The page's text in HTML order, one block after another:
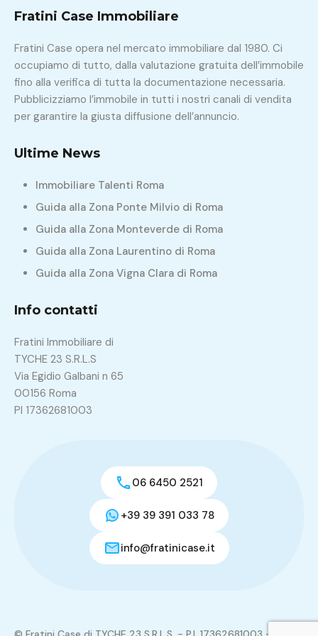
Fratini Case Immobiliare
Fratini Case opera nel mercato immobiliare dal 1980. Ci
occupiamo di tutto, dalla valutazione gratuita dell’immobile
fino alla verifica di tutta la documentazione necessaria.
Pubblicizziamo l’immobile in tutti i nostri canali di vendita
per garantire la giusta diffusione dell’annuncio.
Ultime News
Immobiliare Talenti Roma
Guida alla Zona Ponte Milvio di Roma
Guida alla Zona Monteverde di Roma
Guida alla Zona Laurentino di Roma
Guida alla Zona Vigna Clara di Roma
Info contatti
Fratini Immobiliare di
TYCHE 23 S.R.L.S
Via Egidio Galbani n 65
00156 Roma
PI 17362681003
06 6450 2521
+39 39 391 033 78
info@fratinicase.it